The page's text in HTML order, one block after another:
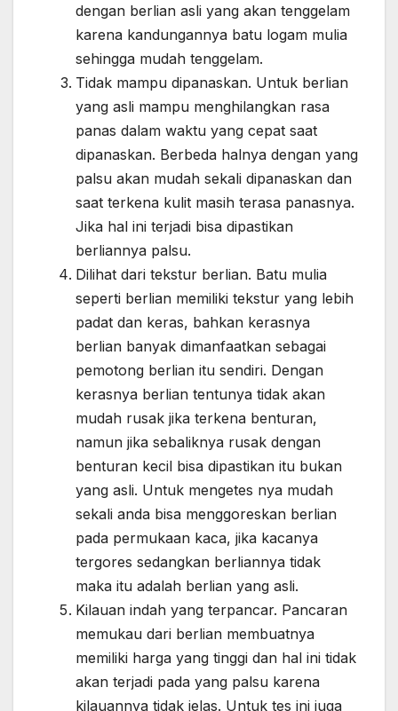
dengan berlian asli yang akan tenggelam
karena kandungannya batu logam mulia
sehingga mudah tenggelam.
Tidak mampu dipanaskan. Untuk berlian
yang asli mampu menghilangkan rasa
panas dalam waktu yang cepat saat
dipanaskan. Berbeda halnya dengan yang
palsu akan mudah sekali dipanaskan dan
saat terkena kulit masih terasa panasnya.
Jika hal ini terjadi bisa dipastikan
berliannya palsu.
Dilihat dari tekstur berlian. Batu mulia
seperti berlian memiliki tekstur yang lebih
padat dan keras, bahkan kerasnya
berlian banyak dimanfaatkan sebagai
pemotong berlian itu sendiri. Dengan
kerasnya berlian tentunya tidak akan
mudah rusak jika terkena benturan,
namun jika sebaliknya rusak dengan
benturan kecil bisa dipastikan itu bukan
yang asli. Untuk mengetes nya mudah
sekali anda bisa menggoreskan berlian
pada permukaan kaca, jika kacanya
tergores sedangkan berliannya tidak
maka itu adalah berlian yang asli.
Kilauan indah yang terpancar. Pancaran
memukau dari berlian membuatnya
memiliki harga yang tinggi dan hal ini tidak
akan terjadi pada yang palsu karena
kilauannya tidak jelas. Untuk tes ini juga